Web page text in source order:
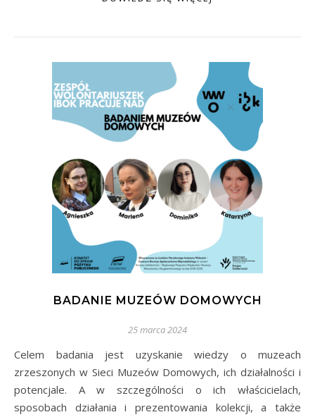
BADANIE MUZEÓW DOMOWYCH
25 marca 2024
Celem badania jest uzyskanie wiedzy o muzeach
zrzeszonych w Sieci Muzeów Domowych, ich działalności i
potencjale. A w szczególności o ich właścicielach,
sposobach działania i prezentowania kolekcji, a także